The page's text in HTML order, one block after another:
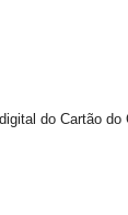
do Cartão